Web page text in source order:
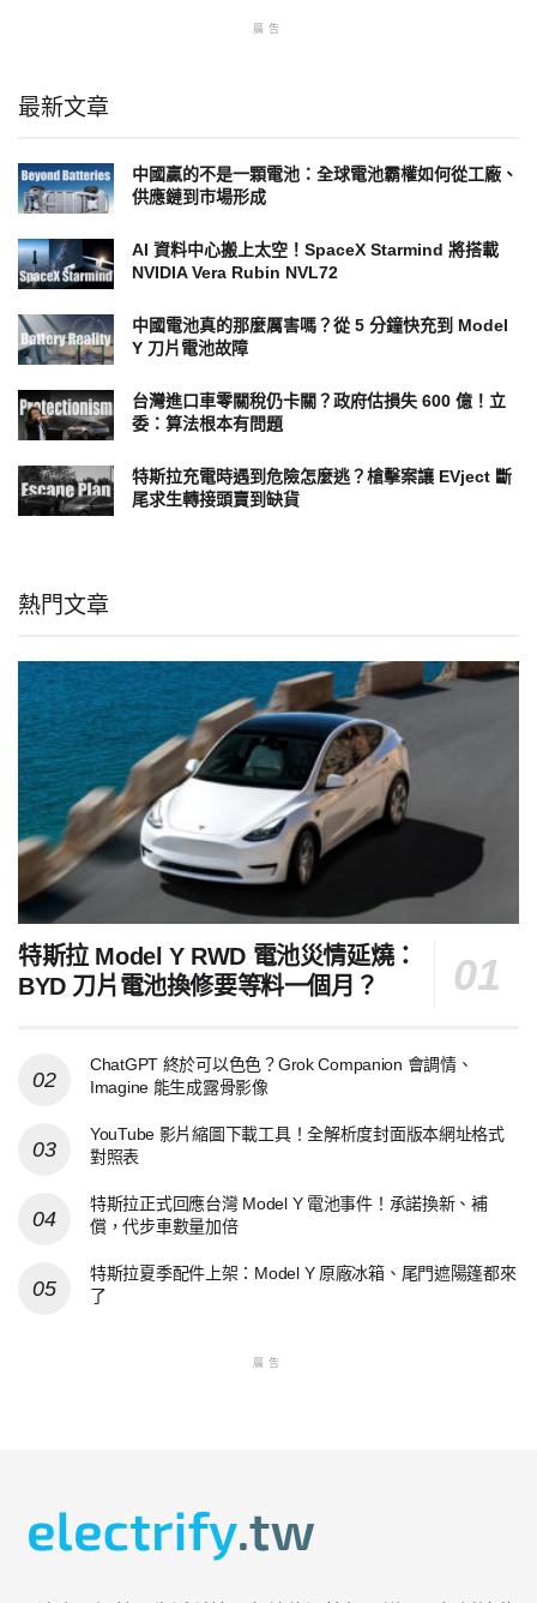
廣告
最新文章
中國贏的不是一顆電池：全球電池霸權如何從工廠、
供應鏈到市場形成
AI 資料中心搬上太空！SpaceX Starmind 將搭載
NVIDIA Vera Rubin NVL72
中國電池真的那麼厲害嗎？從 5 分鐘快充到 Model
Y 刀片電池故障
台灣進口車零關稅仍卡關？政府估損失 600 億！立
委：算法根本有問題
特斯拉充電時遇到危險怎麼逃？槍擊案讓 EVject 斷
尾求生轉接頭賣到缺貨
熱門文章
特斯拉 Model Y RWD 電池災情延燒：
BYD 刀片電池換修要等料一個月？
ChatGPT 終於可以色色？Grok Companion 會調情、
Imagine 能生成露骨影像
YouTube 影片縮圖下載工具！全解析度封面版本網址格式
對照表
特斯拉正式回應台灣 Model Y 電池事件！承諾換新、補
償，代步車數量加倍
特斯拉夏季配件上架：Model Y 原廠冰箱、尾門遮陽篷都來
了
廣告